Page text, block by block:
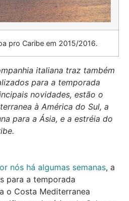
pro Caribe em 2015/2016.
italiana traz também
para a temporada
novidades, estão o
à América do Sul, a
para a Ásia, e a estréia do
nós há algumas semanas, a
para a temporada
o Costa Mediterranea